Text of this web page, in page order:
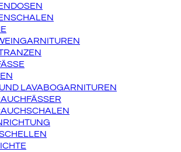
LAVABOGARNITUREN